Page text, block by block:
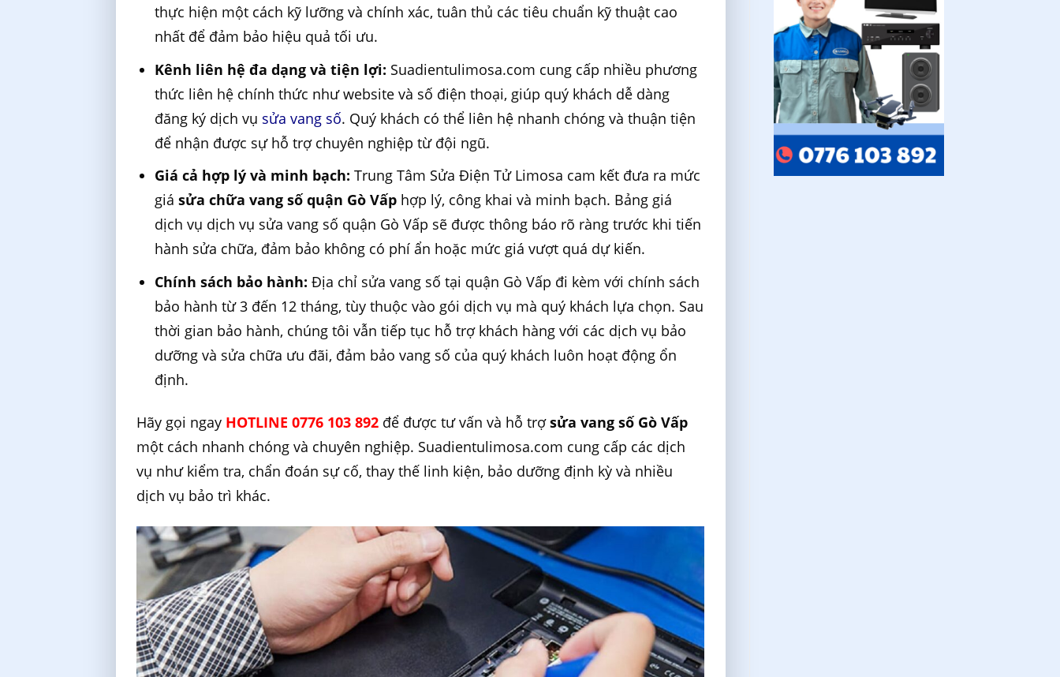
thực hiện một cách kỹ lưỡng và chính xác, tuân thủ các tiêu chuẩn kỹ thuật cao
nhất để đảm bảo hiệu quả tối ưu.
Kênh liên hệ đa dạng và tiện lợi: Suadientulimosa.com cung cấp nhiều phương
thức liên hệ chính thức như website và số điện thoại, giúp quý khách dễ dàng
đăng ký dịch vụ sửa vang số. Quý khách có thể liên hệ nhanh chóng và thuận tiện
để nhận được sự hỗ trợ chuyên nghiệp từ đội ngũ.
Giá cả hợp lý và minh bạch: Trung Tâm Sửa Điện Tử Limosa cam kết đưa ra mức
giásửa chữa vang số quận Gò Vấp hợp lý, công khai và minh bạch. Bảng giá
dịch vụ dịch vụ sửa vang số quận Gò Vấp sẽ được thông báo rõ ràng trước khi tiến
hành sửa chữa, đảm bảo không có phí ẩn hoặc mức giá vượt quá dự kiến.
Chính sách bảo hành: Địa chỉ sửa vang số tại quận Gò Vấp đi kèm với chính sách
bảo hành từ 3 đến 12 tháng, tùy thuộc vào gói dịch vụ mà quý khách lựa chọn. Sau
thời gian bảo hành, chúng tôi vẫn tiếp tục hỗ trợ khách hàng với các dịch vụ bảo
dưỡng và sửa chữa ưu đãi, đảm bảo vang số của quý khách luôn hoạt động ổn
định.
Hãy gọi ngay HOTLINE 0776 103 892 để được tư vấn và hỗ trợsửa vang số Gò Vấp
một cách nhanh chóng và chuyên nghiệp. Suadientulimosa.com cung cấp các dịch
vụ như kiểm tra, chẩn đoán sự cố, thay thế linh kiện, bảo dưỡng định kỳ và nhiều
dịch vụ bảo trì khác.